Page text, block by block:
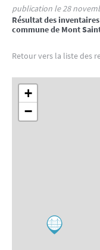
publication le 28
Résultat des
commune de Mont
Retour vers la liste des
+
−